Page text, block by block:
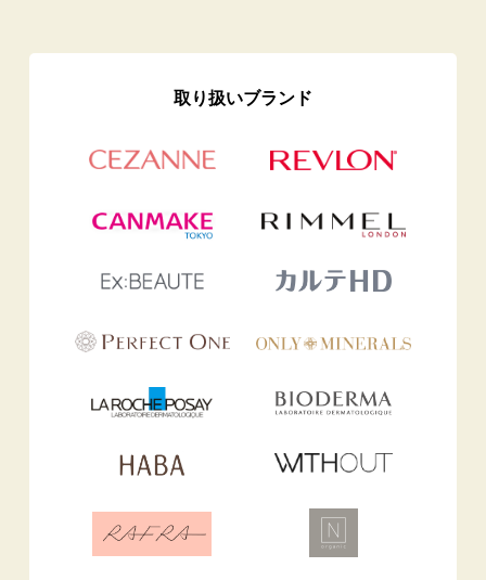
取り扱いブランド